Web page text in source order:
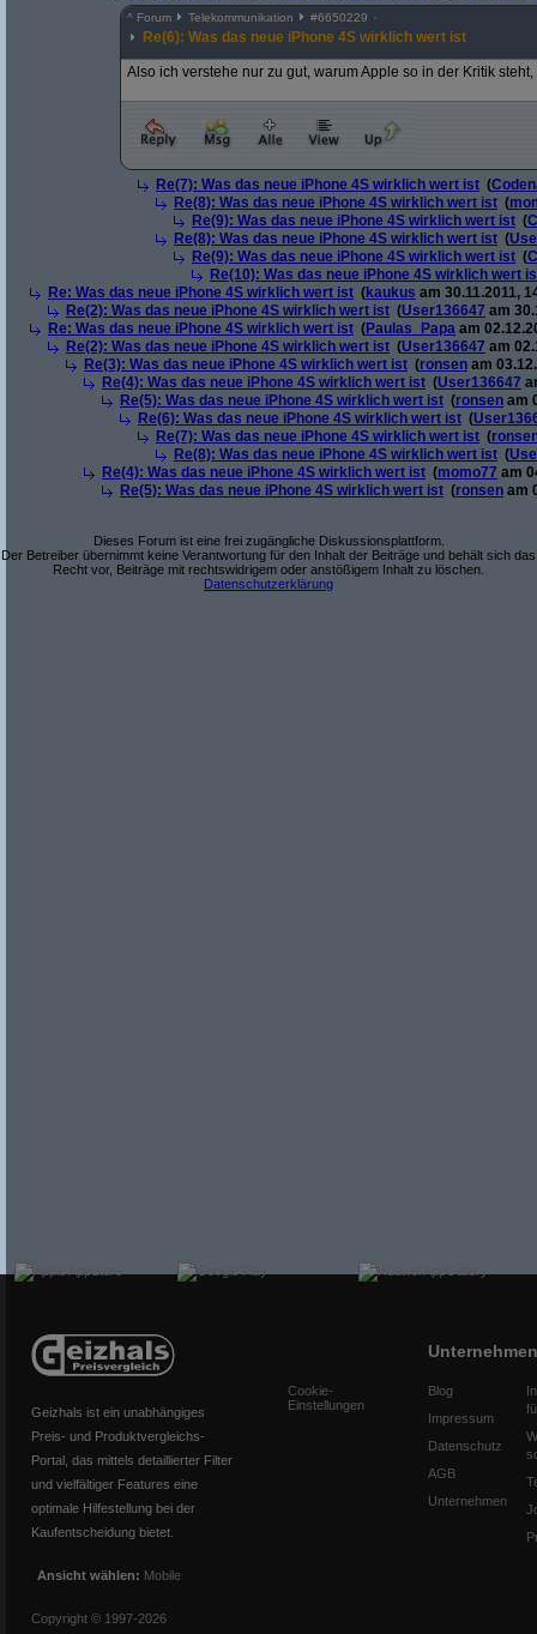
^ Forum Telekommunikation #6650229
Re(6): Was das neue iPhone 4S wirklich wert ist
Also ich verstehe nur zu gut, warum Apple so in der Kritik
Re(7): Was das neue iPhone 4S wirklich wert ist (
Re(8): Was das neue iPhone 4S wirklich wert ist (
Re(9): Was das neue iPhone 4S wirklich wert ist (
Re(8): Was das neue iPhone 4S wirklich wert ist (
Re(9): Was das neue iPhone 4S wirklich wert ist (
Re(10): Was das neue iPhone 4S wirklich wert
Re: Was das neue iPhone 4S wirklich wert ist (kaukus am 30.11.2011,
Re(2): Was das neue iPhone 4S wirklich wert ist (User136647 am
Re: Was das neue iPhone 4S wirklich wert ist (Paulas_Papa am
Re(2): Was das neue iPhone 4S wirklich wert ist (User136647 am
Re(3): Was das neue iPhone 4S wirklich wert ist (ronsen am
Re(4): Was das neue iPhone 4S wirklich wert ist (User136647
Re(5): Was das neue iPhone 4S wirklich wert ist (ronsen am
Re(6): Was das neue iPhone 4S wirklich wert ist (
Re(7): Was das neue iPhone 4S wirklich wert ist (
Re(8): Was das neue iPhone 4S wirklich wert ist (
Re(4): Was das neue iPhone 4S wirklich wert ist (momo77 am
Re(5): Was das neue iPhone 4S wirklich wert ist (ronsen am
Dieses Forum ist eine frei zugängliche Diskussionsplattform.
Der Betreiber übernimmt keine Verantwortung für den Inhalt der Beiträge und behält sich das
Recht vor, Beiträge mit rechtswidrigem oder anstößigem Inhalt zu löschen.
Datenschutzerklärung
Geizhals ist ein unabhängiges
Preis- und Produktvergleichs-
Portal, das mittels detaillierter Filter
und vielfältiger Features eine
optimale Hilfestellung bei der
Kaufentscheidung bietet.
Ansicht wählen: Mobile
Copyright © 1997-2026
Cookie-
Einstellungen
Unternehmen
Blog
Impressum
Datenschutz
AGB
Unternehmen